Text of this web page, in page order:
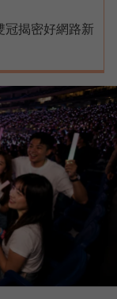
冠揭密好網路新